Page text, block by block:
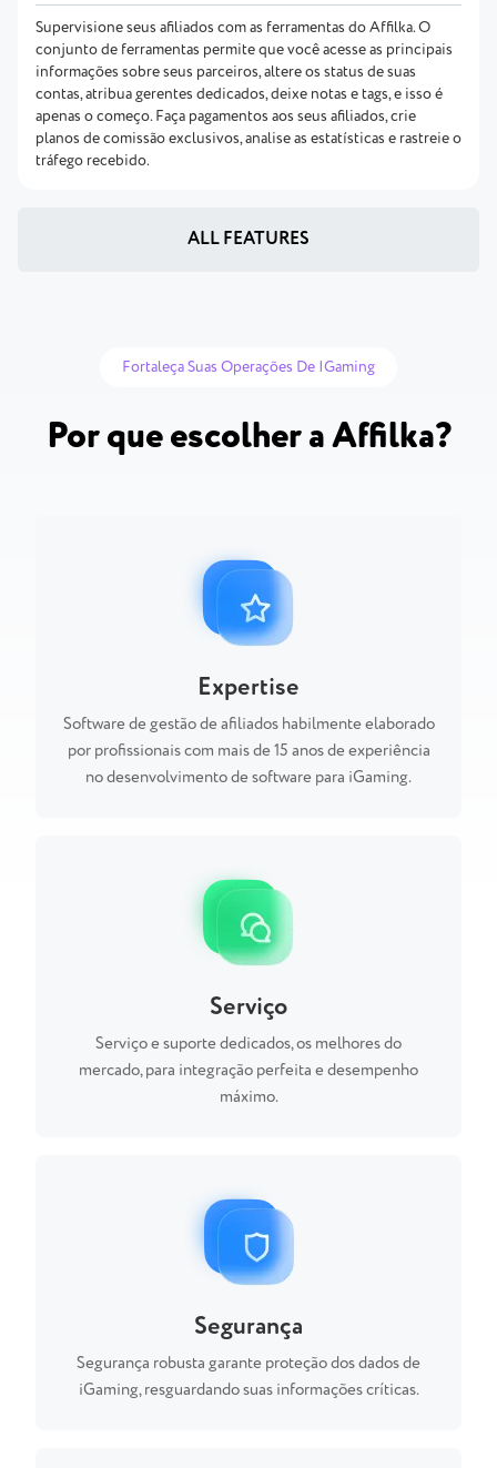
Supervisione seus afiliados com as ferramentas do Affilka. O
conjunto de ferramentas permite que você acesse as principais
informações sobre seus parceiros, altere os status de suas
contas, atribua gerentes dedicados, deixe notas e tags, e isso é
apenas o começo. Faça pagamentos aos seus afiliados, crie
planos de comissão exclusivos, analise as estatísticas e rastreie o
tráfego recebido.
ALL FEATURES
Fortaleça Suas Operações De IGaming
Por que escolher a Affilka?
Expertise
Software de gestão de afiliados habilmente elaborado
por profissionais com mais de 15 anos de experiência
no desenvolvimento de software para iGaming.
Serviço
Serviço e suporte dedicados, os melhores do
mercado, para integração perfeita e desempenho
máximo.
Segurança
Segurança robusta garante proteção dos dados de
iGaming, resguardando suas informações críticas.